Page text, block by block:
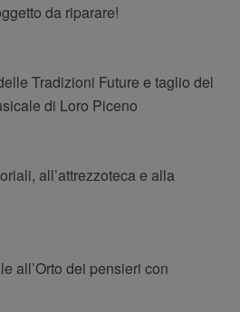
da riparare!
Tradizioni Future e taglio del
di Loro Piceno
all’attrezzoteca e alla
all’Orto dei pensieri con